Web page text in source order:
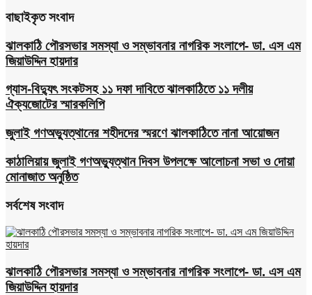
বাছাইকৃত সংবাদ
ঝালকাঠি পৌরসভার সমস্যা ও সম্ভাবনার নাগরিক সংলাপে- ডা. এস এম
জিয়াউদ্দিন হায়দার
গ্যাস-বিদ্যুৎ সংকটসহ ১১ দফা দাবিতে ঝালকাঠিতে ১১ দলীয়
ঐক্যজোটের স্মারকলিপি
জুলাই গণঅভ্যুত্থানের শহীদদের স্মরণে ঝালকাঠিতে নানা আয়োজন
কাঠালিয়ায় জুলাই গণঅভ্যুত্থান দিবস উপলক্ষে আলোচনা সভা ও দোয়া
মোনাজাত অনুষ্ঠিত
সর্বশেষ সংবাদ
ঝালকাঠি পৌরসভার সমস্যা ও সম্ভাবনার নাগরিক সংলাপে- ডা. এস এম
জিয়াউদ্দিন হায়দার